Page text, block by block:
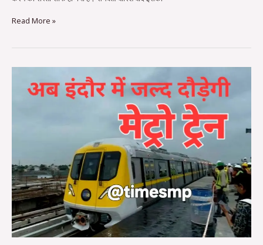
Read More »
वाला
है…
जल्द
ही
पीएम
मोदी
करेंगे
शुभारंभ